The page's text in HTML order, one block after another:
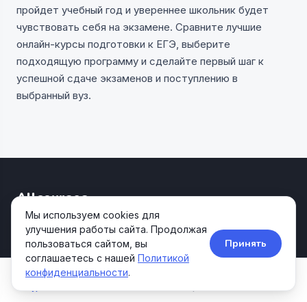
пройдет учебный год и увереннее школьник будет
чувствовать себя на экзамене. Сравните лучшие
онлайн-курсы подготовки к ЕГЭ, выберите
подходящую программу и сделайте первый шаг к
успешной сдаче экзаменов и поступлению в
выбранный вуз.
Allcourses
Kids&Teens
Агрегатор образовательных курсов для детей и
подростков.
НАВИГАЦИЯ
Мы используем cookies для
улучшения работы сайта. Продолжая
пользоваться сайтом, вы
соглашаетесь с нашей Политикой
конфиденциальности.
Принять